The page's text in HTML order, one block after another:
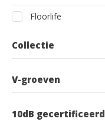
eiken
Zwart
Floorlife
Collectie
V-groeven
10dB gecertificeerd